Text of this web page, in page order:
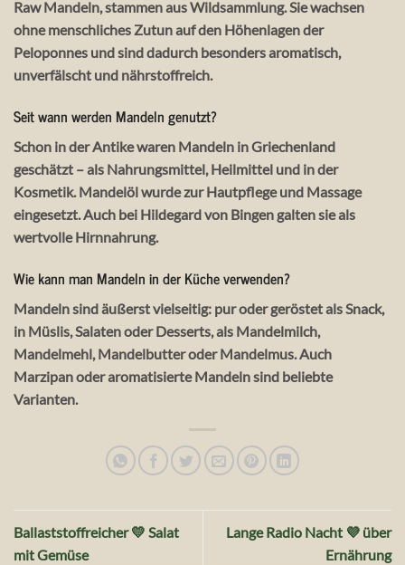
Raw Mandeln, stammen aus Wildsammlung. Sie wachsen
ohne menschliches Zutun auf den Höhenlagen der
Peloponnes und sind dadurch besonders aromatisch,
unverfälscht und nährstoffreich.
Seit wann werden Mandeln genutzt?
Schon in der Antike waren Mandeln in Griechenland
geschätzt – als Nahrungsmittel, Heilmittel und in der
Kosmetik. Mandelöl wurde zur Hautpflege und Massage
eingesetzt. Auch bei Hildegard von Bingen galten sie als
wertvolle Hirnnahrung.
Wie kann man Mandeln in der Küche verwenden?
Mandeln sind äußerst vielseitig: pur oder geröstet als Snack,
in Müslis, Salaten oder Desserts, als Mandelmilch,
Mandelmehl, Mandelbutter oder Mandelmus. Auch
Marzipan oder aromatisierte Mandeln sind beliebte
Varianten.
Ballaststoffreicher 💛 Salat
mit Gemüse
Lange Radio Nacht 💜 über
Ernährung